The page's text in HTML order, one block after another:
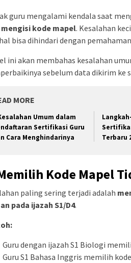
guru mengalami kendala saat
kode mapel. Kesalahan
bisa dihindari dengan
ini akan membahas kesalahan
sebelum data dikirim ke
MORE
Umum dalam
Sertifikasi Guru
Cara Menghindarinya
Terbaru
Kode Mapel
paling sering terjadi adalah
pada ijazah S1/D4.
Guru dengan ijazah S1 Biologi
Guru S1 Bahasa Inggris memilih